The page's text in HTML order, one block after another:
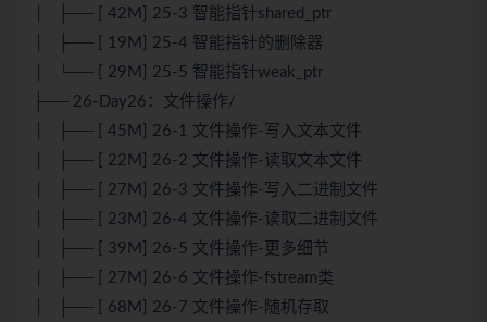
│ ├── [ 42M] 25-3 智能指针shared_ptr
│ ├── [ 19M] 25-4 智能指针的删除器
│ └── [ 29M] 25-5 智能指针weak_ptr
├── 26-Day26：文件操作/
│ ├── [ 45M] 26-1 文件操作-写入文本文件
│ ├── [ 22M] 26-2 文件操作-读取文本文件
│ ├── [ 27M] 26-3 文件操作-写入二进制文件
│ ├── [ 23M] 26-4 文件操作-读取二进制文件
│ ├── [ 39M] 26-5 文件操作-更多细节
│ ├── [ 27M] 26-6 文件操作-fstream类
│ ├── [ 68M] 26-7 文件操作-随机存取